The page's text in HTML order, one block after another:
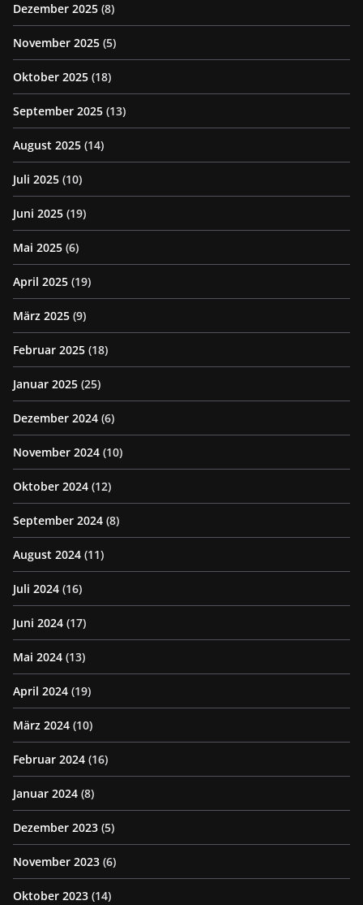
Dezember 2025 (8)
November 2025 (5)
Oktober 2025 (18)
September 2025 (13)
August 2025 (14)
Juli 2025 (10)
Juni 2025 (19)
Mai 2025 (6)
April 2025 (19)
März 2025 (9)
Februar 2025 (18)
Januar 2025 (25)
Dezember 2024 (6)
November 2024 (10)
Oktober 2024 (12)
September 2024 (8)
August 2024 (11)
Juli 2024 (16)
Juni 2024 (17)
Mai 2024 (13)
April 2024 (19)
März 2024 (10)
Februar 2024 (16)
Januar 2024 (8)
Dezember 2023 (5)
November 2023 (6)
Oktober 2023 (14)